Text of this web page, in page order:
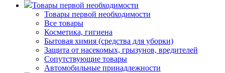
Товары первой необходимости
Товары первой необходимости
Все товары
Косметика, гигиена
Бытовая химия (средства для уборки)
Защита от насекомых, грызунов, вредителей
Сопутствующие товары
Автомобильные принадлежности